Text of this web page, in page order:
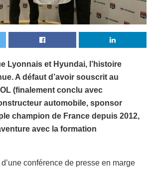
Lyonnais et Hyundai, l’histoire
A défaut d’avoir souscrit au
(finalement conclu avec
automobile, sponsor
champion de France depuis 2012,
avec la formation
conférence de presse en marge